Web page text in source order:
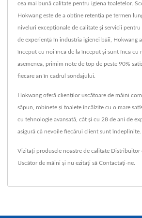
cea mai bună calitate pentru igiena toaletelor.
Hokwang este de a obține retenția pe termen
niveluri excepționale de calitate și servicii
de experiență în industria igienei băii, Hokwang
început cu noi încă de la început și sunt încă cu
asemenea, primim note de top de peste 90%
fiecare an în cadrul sondajului.
Hokwang oferă clienților uscătoare de mâini
săpun, robinete și toalete încălzite cu o mare
cu tehnologie avansată, cât și cu 28 de ani de
asigură că nevoile fiecărui client sunt îndeplinite.
Vizitați produsele noastre de calitate Distribuitor
Uscător de mâini și nu ezitați să Contactați-ne